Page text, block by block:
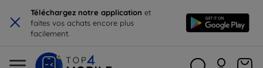
× Téléchargez notre application et
faites vos achats encore plus
facilement.